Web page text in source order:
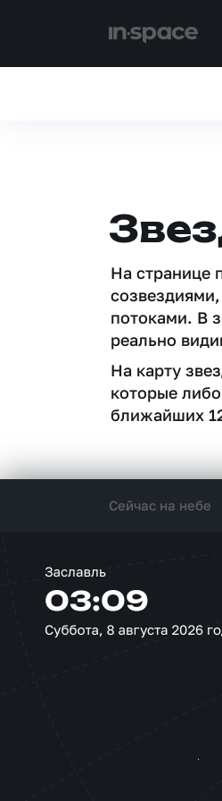
На странице
потоками. В
реально
На карту
которые
ближайших
Сейчас на небе